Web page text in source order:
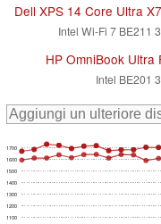
Dell XPS 14 Core Ultra
Intel Wi-Fi 7 BE211
HP OmniBook Ultra
Intel BE201
1100
1200
1300
1400
1500
1600
1700